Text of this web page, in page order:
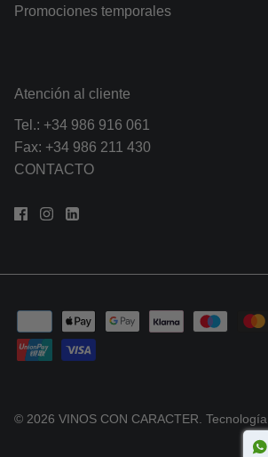
Promociones temporales
Atención al cliente
Tel.: +34 986 916 061
Fax: +34 986 211 430
CONTACTO
© 2026 VINOS CON CARACTER